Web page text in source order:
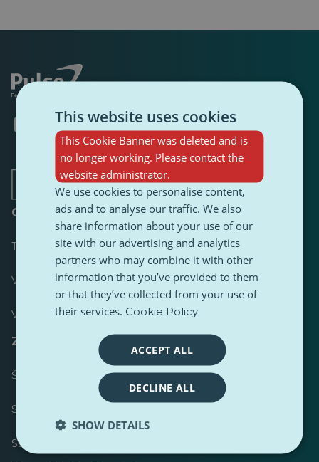
Otvorí
sa
karte
karte
Otvorí
sa
novej
karte
Otvorí
sa
v
novej
karte
Otvorí
sa
v
novej
karte
Otvorí
sa
v
novej
karte
O stránke
Tabuľka s výsledkami
Väčšina publikovaných
Väčšina nasledovala
Zdroje pre novinárov
Štýlový sprievodca obsahu PulseZ
Sprievodca príspevkami prispievateľov PulseZ
Súpravy nástrojov
This website uses cookies
This Cookie Banner was deleted and is
no longer working. Please contact the
website administrator.
We use cookies to personalise content,
ads and to analyse our traffic. We also
share information about your use of our
site with our advertising and analytics
partners who may combine it with other
information that you’ve provided to them
or that they’ve collected from your use of
their services. Cookie Policy
ACCEPT ALL
DECLINE ALL
SHOW DETAILS